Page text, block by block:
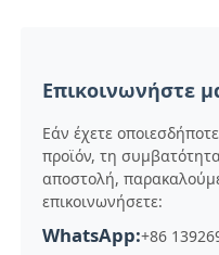
Επικοινωνήστε
Εάν έχετε
προϊόν, τη
αποστολή,
επικοινωνήσετε:
WhatsApp:+86